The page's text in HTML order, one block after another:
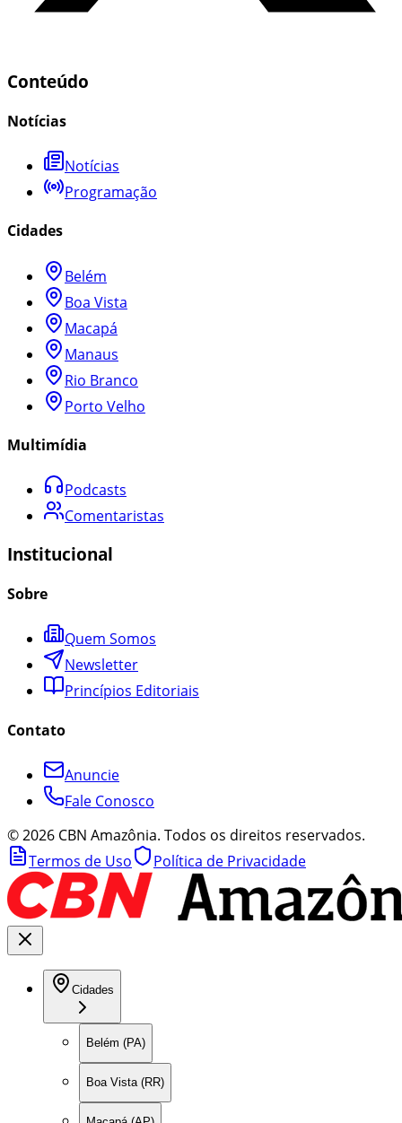
Conteúdo
Notícias
Notícias
Programação
Cidades
Belém
Boa Vista
Macapá
Manaus
Rio Branco
Porto Velho
Multimídia
Podcasts
Comentaristas
Institucional
Sobre
Quem Somos
Newsletter
Princípios Editoriais
Contato
Anuncie
Fale Conosco
©2026 CBN Amazônia. Todos os direitos reservados.
Termos de Uso
Política de Privacidade
Cidades
Belém (PA)
Boa Vista (RR)